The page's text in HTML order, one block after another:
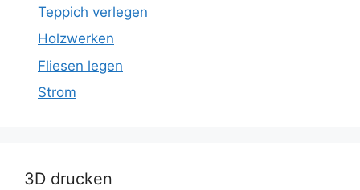
Teppich verlegen
Holzwerken
Fliesen legen
Strom
3D drucken